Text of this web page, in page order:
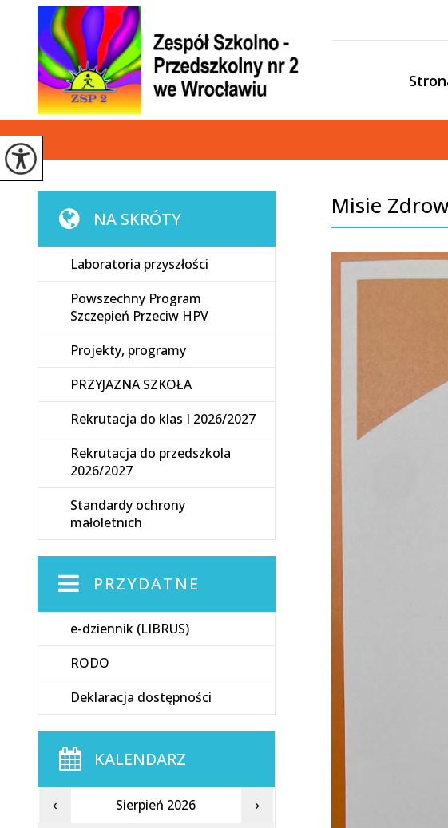
Misie
NA SKRÓTY
Laboratoria przyszłości
Powszechny Program
Szczepień Przeciw HPV
Projekty, programy
PRZYJAZNA SZKOŁA
Rekrutacja do klas I 2026/2027
Rekrutacja do przedszkola
2026/2027
Standardy ochrony
małoletnich
PRZYDATNE
e-dziennik (LIBRUS)
RODO
Deklaracja dostępności
KALENDARZ
‹ Sierpień 2026 ›